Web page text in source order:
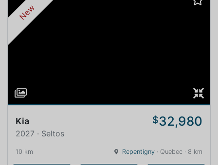
New
Kia $32,980
2027 · Seltos
10 km Repentigny · Quebec · 8 km